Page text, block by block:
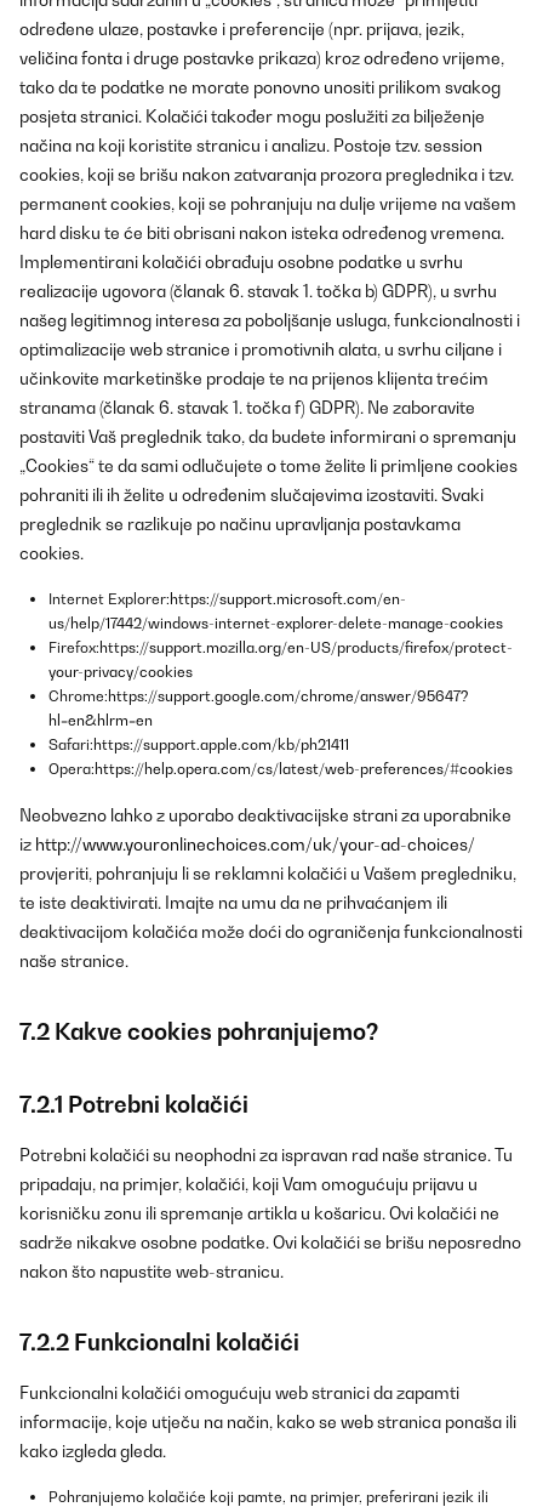
određene ulaze, postavke i preferencije (npr. prijava, jezik,
veličina fonta i druge postavke prikaza) kroz određeno vrijeme,
tako da te podatke ne morate ponovno unositi prilikom svakog
posjeta stranici. Kolačići također mogu poslužiti za bilježenje
načina na koji koristite stranicu i analizu. Postoje tzv. session
cookies, koji se brišu nakon zatvaranja prozora preglednika i tzv.
permanent cookies, koji se pohranjuju na dulje vrijeme na vašem
hard disku te će biti obrisani nakon isteka određenog vremena.
Implementirani kolačići obrađuju osobne podatke u svrhu
realizacije ugovora (članak 6. stavak 1. točka b) GDPR), u svrhu
našeg legitimnog interesa za poboljšanje usluga, funkcionalnosti i
optimalizacije web stranice i promotivnih alata, u svrhu ciljane i
učinkovite marketinške prodaje te na prijenos klijenta trećim
stranama (članak 6. stavak 1. točka f) GDPR). Ne zaboravite
postaviti Vaš preglednik tako, da budete informirani o spremanju
„Cookies“ te da sami odlučujete o tome želite li primljene cookies
pohraniti ili ih želite u određenim slučajevima izostaviti. Svaki
preglednik se razlikuje po načinu upravljanja postavkama
cookies.
Internet Explorer: https://support.microsoft.com/en-
us/help/17442/windows-internet-explorer-delete-manage-cookies
Firefox: https://support.mozilla.org/en-US/products/firefox/protect-
your-privacy/cookies
Chrome: https://support.google.com/chrome/answer/95647?
hl=en&hlrm=en
Safari: https://support.apple.com/kb/ph21411
Opera: https://help.opera.com/cs/latest/web-preferences/#cookies
Neobvezno lahko z uporabo deaktivacijske strani za uporabnike
iz http://www.youronlinechoices.com/uk/your-ad-choices/
provjeriti, pohranjuju li se reklamni kolačići u Vašem pregledniku,
te iste deaktivirati. Imajte na umu da ne prihvaćanjem ili
deaktivacijom kolačića može doći do ograničenja funkcionalnosti
naše stranice.
7.2 Kakve cookies pohranjujemo?
7.2.1 Potrebni kolačići
Potrebni kolačići su neophodni za ispravan rad naše stranice. Tu
pripadaju, na primjer, kolačići, koji Vam omogućuju prijavu u
korisničku zonu ili spremanje artikla u košaricu. Ovi kolačići ne
sadrže nikakve osobne podatke. Ovi kolačići se brišu neposredno
nakon što napustite web-stranicu.
7.2.2 Funkcionalni kolačići
Funkcionalni kolačići omogućuju web stranici da zapamti
informacije, koje utječu na način, kako se web stranica ponaša ili
kako izgleda gleda.
Pohranjujemo kolačiće koji pamte, na primjer, preferirani jezik ili